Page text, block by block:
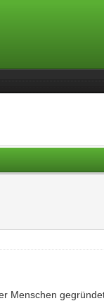
Menschen